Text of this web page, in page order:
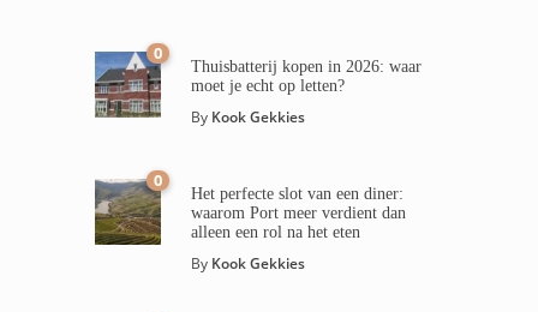
0
Thuisbatterij kopen in 2026: waar
moet je echt op letten?
By Kook Gekkies
0
Het perfecte slot van een diner:
waarom Port meer verdient dan
alleen een rol na het eten
By Kook Gekkies